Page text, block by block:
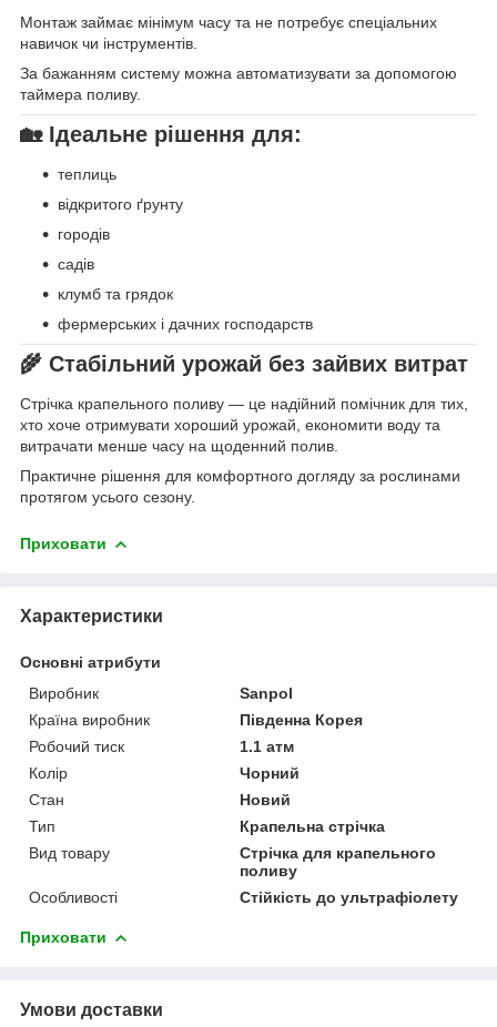
Монтаж займає мінімум часу та не потребує спеціальних
навичок чи інструментів.
За бажанням систему можна автоматизувати за допомогою
таймера поливу.
🏡 Ідеальне рішення для:
теплиць
відкритого ґрунту
городів
садів
клумб та грядок
фермерських і дачних господарств
🌾 Стабільний урожай без зайвих витрат
Стрічка крапельного поливу — це надійний помічник для тих,
хто хоче отримувати хороший урожай, економити воду та
витрачати менше часу на щоденний полив.
Практичне рішення для комфортного догляду за рослинами
протягом усього сезону.
Приховати
Характеристики
Основні атрибути
Виробник
Sanpol
Країна виробник
Південна Корея
Робочий тиск
1.1 атм
Колір
Чорний
Стан
Новий
Тип
Крапельна стрічка
Вид товару
Стрічка для крапельного
поливу
Особливості
Стійкість до ультрафіолету
Приховати
Умови доставки